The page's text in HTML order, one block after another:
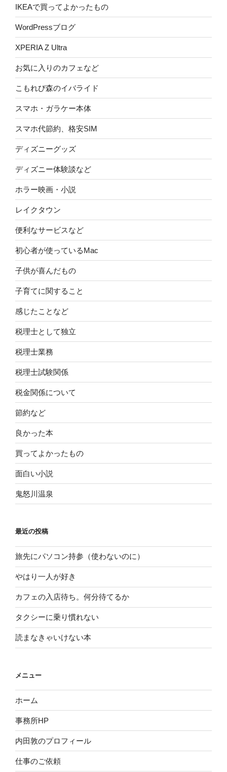
IKEAで買ってよかったもの
WordPressブログ
XPERIA Z Ultra
お気に入りのカフェなど
こもれび森のイバライド
スマホ・ガラケー本体
スマホ代節約、格安SIM
ディズニーグッズ
ディズニー体験談など
ホラー映画・小説
レイクタウン
便利なサービスなど
初心者が使っているMac
子供が喜んだもの
子育てに関すること
感じたことなど
税理士として独立
税理士業務
税理士試験関係
税金関係について
節約など
良かった本
買ってよかったもの
面白い小説
鬼怒川温泉
最近の投稿
旅先にパソコン持参（使わないのに）
やはり一人が好き
カフェの入店待ち。何分待てるか
タクシーに乗り慣れない
読まなきゃいけない本
メニュー
ホーム
事務所HP
内田敦のプロフィール
仕事のご依頼